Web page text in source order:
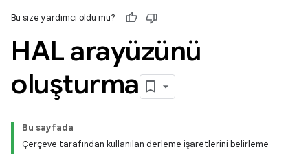
Bu size yardımcı oldu mu?
HAL arayüzünü
oluşturma
Bu sayfada
Çerçeve tarafından kullanılan derleme işaretlerini belirleme